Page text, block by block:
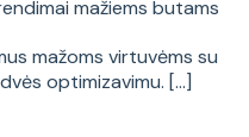
mažiems butams
mažoms virtuvėms su
optimizavimu. [...]